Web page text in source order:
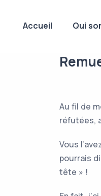
Accueil Qui
Au fil de
réfutées,
Vous
pourrais
tête » !